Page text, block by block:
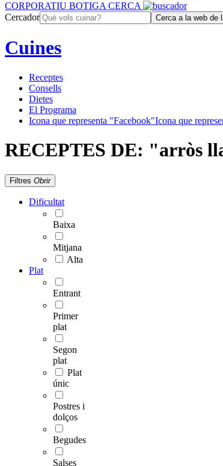
CORPORATIU BOTIGA CERCA
Cercador
Cerca a la web de
Cuines
Receptes
Consells
Dietes
El Programa
Icona que representa "Facebook"Icona que
RECEPTES DE: "arròs
Filtres Obrir
Dificultat
Baixa
Mitjana
Alta
Plat
Entrant
Primer
plat
Segon
plat
Plat
únic
Postres i
dolços
Begudes
Salses